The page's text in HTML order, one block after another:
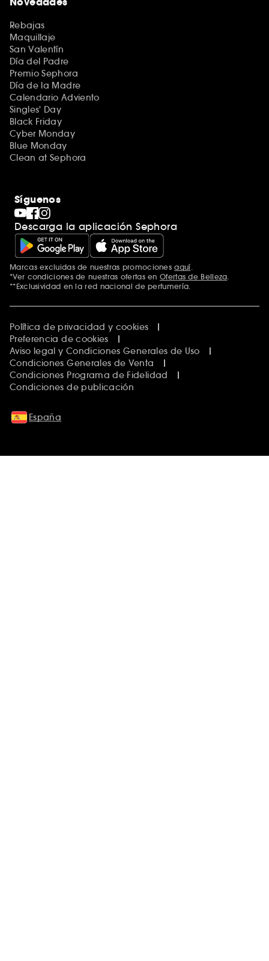
Rebajas
Maquillaje
San Valentín
Día del Padre
Premio Sephora
Día de la Madre
Calendario Adviento
Singles' Day
Black Friday
Cyber Monday
Blue Monday
Clean at Sephora
Síguenos
Descarga la aplicación Sephora
Marcas excluidas de nuestras promocionesaquí
*Ver condiciones de nuestras ofertas en Ofertas de Belleza
**Exclusividad en la red nacional de perfumería.
Política de privacidad y cookies
Preferencia de cookies
Aviso legal y Condiciones Generales de Uso
Condiciones Generales de Venta
Condiciones Programa de Fidelidad
Condiciones de publicación
España